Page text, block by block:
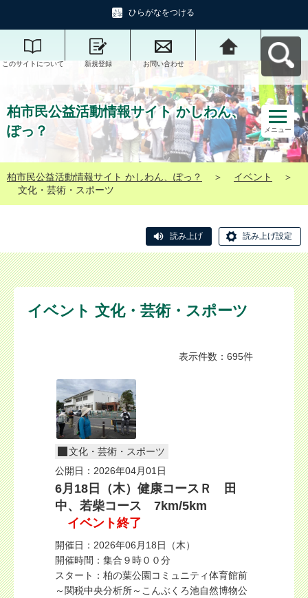
ひらがなをつける
このサイトについて 新規登録 お問い合わせ
柏市民公益活動情報
サイト かしわん、ぽ
っ？へ戻る
柏市民公益活動情報サイト かしわん、
ぽっ？
メニュー
柏市民公益活動情報サイト かしわん、ぽっ？ ＞ イベント
＞
文化・芸術・スポーツ
読み上げ 読み上げ設定
イベント 文化・芸術・スポーツ
表示件数：695件
文化・芸術・スポーツ
公開日：2026年04月01日
6月18日（木）健康コースＲ 田
中、若柴コース 7km/5km
イベント終了
開催日：2026年06月18日（木）
開催時間：集合９時００分
スタート：柏の葉公園コミュニティ体育館前
～関税中央分析所～こんぶくろ池自然博物公